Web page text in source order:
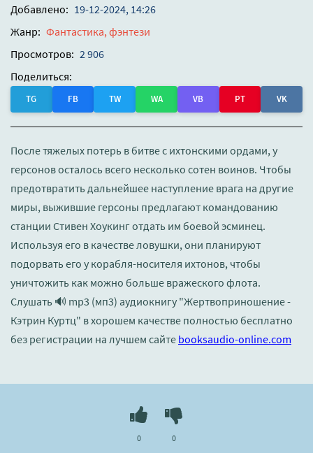
Добавлено: 19-12-2024, 14:26
Жанр: Фантастика, фэнтези
Просмотров: 2 906
Поделиться:
TG FB TW WA VB PT VK
После тяжелых потерь в битве с ихтонскими ордами, у
герсонов осталось всего несколько сотен воинов. Чтобы
предотвратить дальнейшее наступление врага на другие
миры, выжившие герсоны предлагают командованию
станции Стивен Хоукинг отдать им боевой эсминец.
Используя его в качестве ловушки, они планируют
подорвать его у корабля-носителя ихтонов, чтобы
уничтожить как можно больше вражеского флота.
Слушать 🔊 mp3 (мп3) аудиокнигу "Жертвоприношение -
Кэтрин Куртц" в хорошем качестве полностью бесплатно
без регистрации на лучшем сайте booksaudio-online.com
0 0